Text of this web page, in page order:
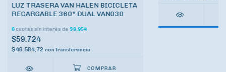
LUZ TRASERA VAN HALEN BICICLETA
RECARGABLE 360° DUAL VAN030
6cuotas sin interés de $9.954
$59.724
$46.584,72 con Transferencia